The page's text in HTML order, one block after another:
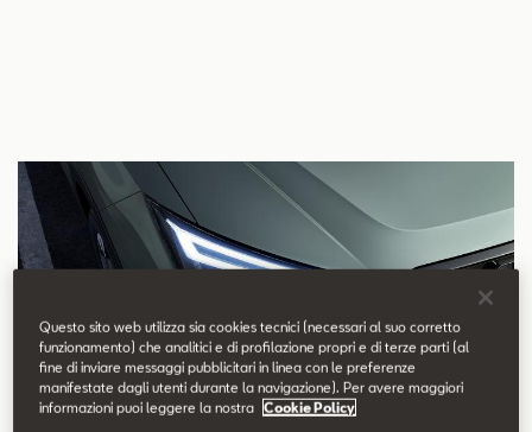
Questo sito web utilizza sia cookies tecnici (necessari al suo corretto
funzionamento) che analitici e di profilazione propri e di terze parti (al
fine di inviare messaggi pubblicitari in linea con le preferenze
manifestate dagli utenti durante la navigazione). Per avere maggiori
informazioni puoi leggere la nostra
Cookie Policy